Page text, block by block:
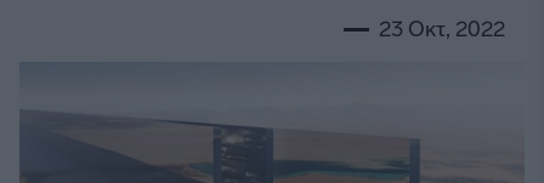
23 Οκτ, 2022